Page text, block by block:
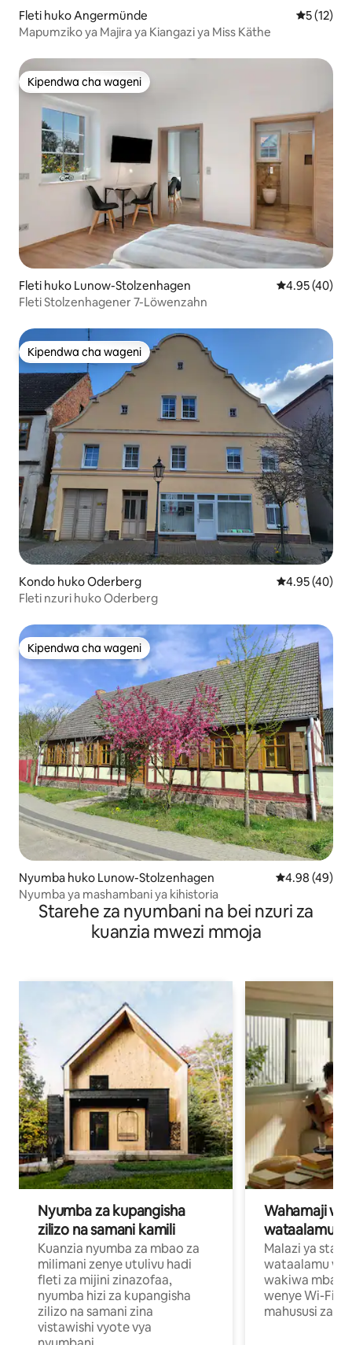
Fleti huko Angermünde Ukadiriaji
5 (12)
Mapumziko ya Majira ya Kiangazi ya Miss Käthe
Kipendwa cha wageni
Kipendwa cha wageni
Fleti huko Lunow-Stolzenhagen Ukadiriaji wa
4.95 (40)
Fleti Stolzenhagener 7-Löwenzahn
Kipendwa cha wageni
Kipendwa cha wageni
Kondo huko Oderberg Ukadiriaji wa
4.95 (40)
Fleti nzuri huko Oderberg
Kipendwa cha wageni
Kipendwa cha wageni
Nyumba huko Lunow-Stolzenhagen Ukadiriaji wa
4.98 (49)
Nyumba ya mashambani ya kihistoria
Starehe za nyumbani na bei nzuri za
kuanzia mwezi mmoja
Nyumba za kupangisha
zilizo na samani kamili
Kuanzia nyumba za mbao za
milimani zenye utulivu hadi
fleti za mijini zinazofaa,
nyumba hizi za kupangisha
zilizo na samani zina
vistawishi vyote vya
Wahamaji
wataalamu
Malazi ya
wataalamu
wakiwa mbali
wenye Wi-Fi
mahususi za